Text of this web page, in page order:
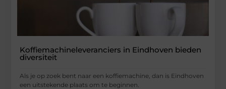
Koffiemachineleveranciers in Eindhoven bieden
diversiteit
Als je op zoek bent naar een koffiemachine, dan is Eindhoven
een uitstekende plaats om te beginnen.